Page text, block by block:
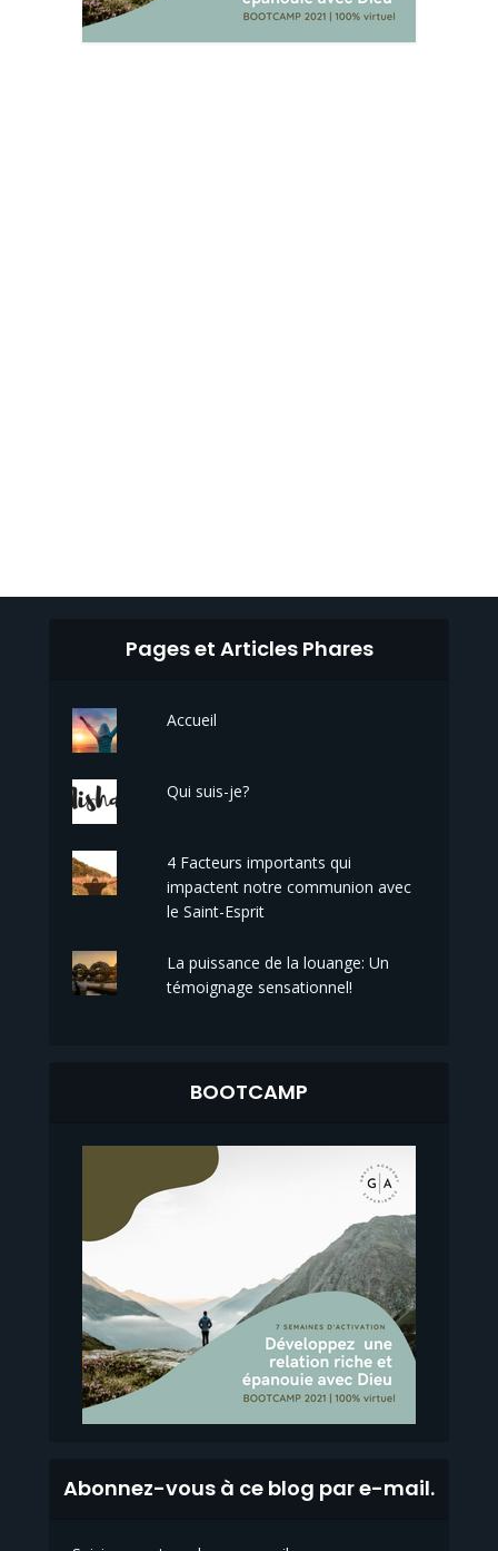
Pages et Articles Phares
Accueil
Qui suis-je?
4 Facteurs importants qui
impactent notre communion avec
le Saint-Esprit
La puissance de la louange: Un
témoignage sensationnel!
BOOTCAMP
Abonnez-vous à ce blog par e-mail.